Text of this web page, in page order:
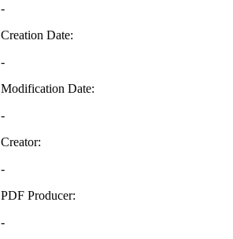
-
Creation Date:
-
Modification Date:
-
Creator:
-
PDF Producer:
-